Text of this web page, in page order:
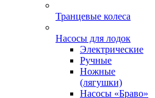
Транцевые колеса
Насосы для лодок
Электрические
Ручные
Ножные
(лягушки)
Насосы «Браво»